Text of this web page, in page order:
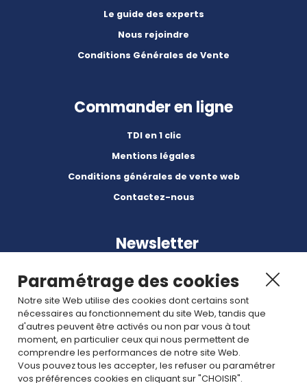
Le guide des experts
Nous rejoindre
Conditions Générales de Vente
Commander en ligne
TDI en 1 clic
Mentions légales
Conditions générales de vente web
Contactez-nous
Newsletter
Abonnez-vous à nos dernières nouvelles et articles.
Paramétrage des cookies
Notre site Web utilise des cookies dont certains sont
nécessaires au fonctionnement du site Web, tandis que
d'autres peuvent être activés ou non par vous à tout
moment, en particulier ceux qui nous permettent de
comprendre les performances de notre site Web.
Vous pouvez tous les accepter, les refuser ou paramétrer
vos préférences cookies en cliquant sur "CHOISIR".